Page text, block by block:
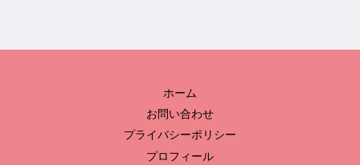
ホーム
お問い合わせ
プライバシーポリシー
プロフィール